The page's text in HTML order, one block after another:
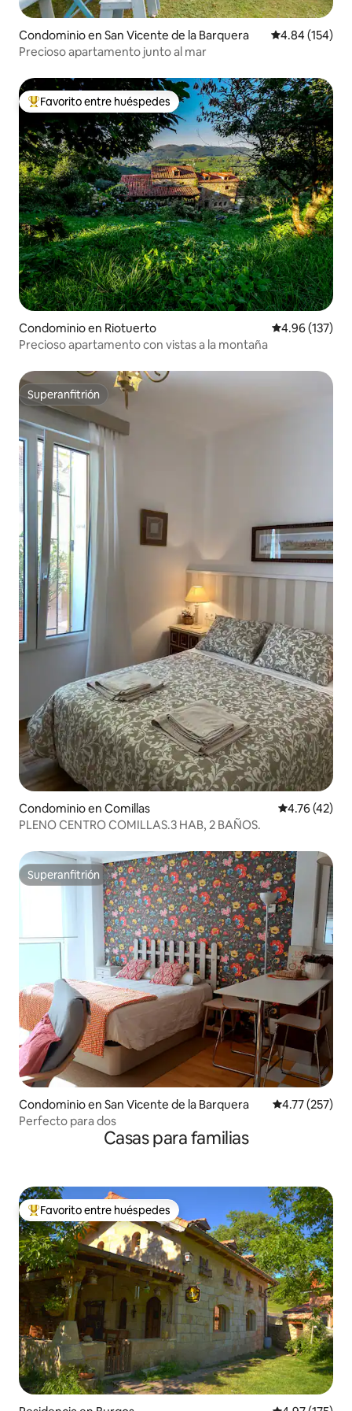
Condominio en San Vicente de la Barquera Calificación
4.84 (154)
Precioso apartamento junto al mar
De los mejores en Favorito entre huéspedes
Favorito entre huéspedes
Condominio en Riotuerto Calificación
4.96 (137)
Precioso apartamento con vistas a la montaña
Superanfitrión
Superanfitrión
Condominio en Comillas Calificación
4.76 (42)
PLENO CENTRO COMILLAS.3 HAB, 2 BAÑOS.
Superanfitrión
Superanfitrión
Condominio en San Vicente de la Barquera Calificación
4.77 (257)
Perfecto para dos
Casas para familias
De los mejores en Favorito entre huéspedes
Favorito entre huéspedes